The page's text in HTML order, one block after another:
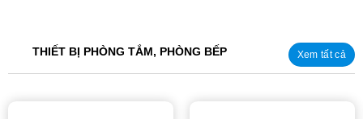
THIẾT BỊ PHÒNG TẮM, PHÒNG BẾP Xem tất cả